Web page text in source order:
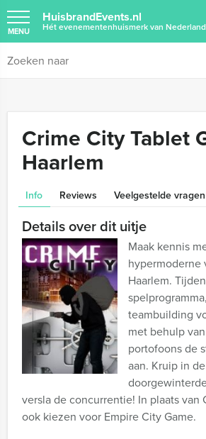
HuisbrandEvents.nl
Hét evenementenhuismerk van
MENU
Crime City Tablet
Haarlem
Info Reviews Veelgestelde vragen
Details over dit uitje
Maak kennis
hypermoderne
Haarlem.
teambuilding
met behulp
portofoons de
aan. Kruip in
versla de concurrentie! In plaats van
ook kiezen voor Empire City Game.